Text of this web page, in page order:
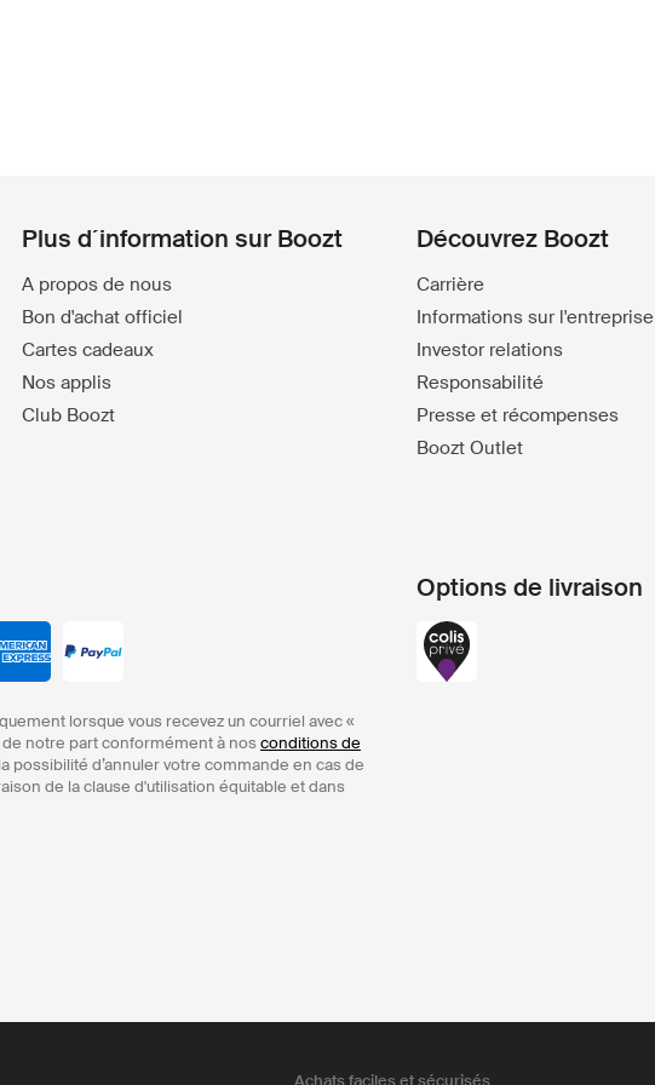
Plus d´information sur Boozt
A propos de nous
Bon d'achat officiel
Cartes cadeaux
Nos applis
Club Boozt
Découvrez Boozt
Carrière
Informations sur l'entreprise
Investor relations
Responsabilité
Presse et récompenses
Boozt Outlet
lorsque vous recevez un courriel avec «
notre part conformément à nos conditions de
possibilité d’annuler votre commande en cas de
de la clause d'utilisation équitable et dans
Options de livraison
Achats faciles et sécurisés